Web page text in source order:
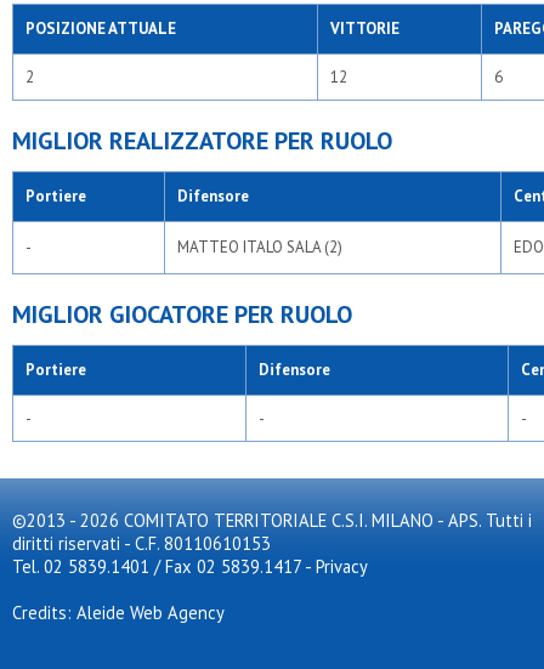
POSIZIONE ATTUALE VITTORIE
2 12 6
MIGLIOR REALIZZATORE PER RUOLO
Portiere Difensore
- MATTEO ITALO SALA (2)
MIGLIOR GIOCATORE PER RUOLO
Portiere Difensore
- - -
©2013 - 2026 COMITATO TERRITORIALE C.S.I. MILANO - APS. Tutti i
diritti riservati - C.F. 80110610153
Tel. 02 5839.1401 / Fax 02 5839.1417 - Privacy
Credits: Aleide Web Agency